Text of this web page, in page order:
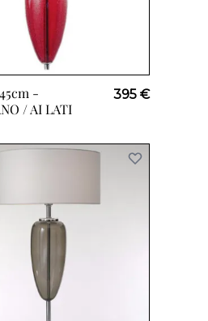
-
/ AI LATI
395 €